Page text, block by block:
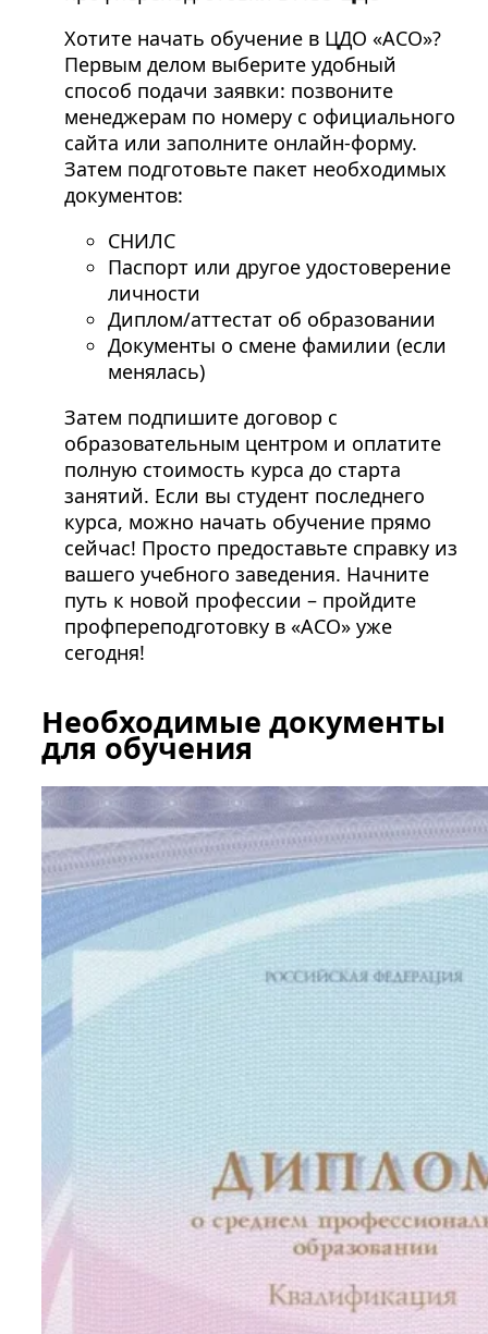
Хотите начать обучение в ЦДО «АСО»?
Первым делом выберите удобный
способ подачи заявки: позвоните
менеджерам по номеру с официального
сайта или заполните онлайн-форму.
Затем подготовьте пакет необходимых
документов:
СНИЛС
Паспорт или другое удостоверение
личности
Диплом/аттестат об образовании
Документы о смене фамилии (если
менялась)
Затем подпишите договор с
образовательным центром и оплатите
полную стоимость курса до старта
занятий. Если вы студент последнего
курса, можно начать обучение прямо
сейчас! Просто предоставьте справку из
вашего учебного заведения. Начните
путь к новой профессии – пройдите
профпереподготовку в «АСО» уже
сегодня!
Необходимые документы
для обучения